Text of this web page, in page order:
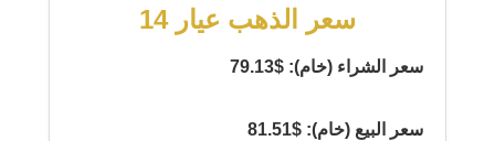
سعر الذهب عيار 14
سعر الشراء (خام): $79.13
سعر البيع (خام): $81.51